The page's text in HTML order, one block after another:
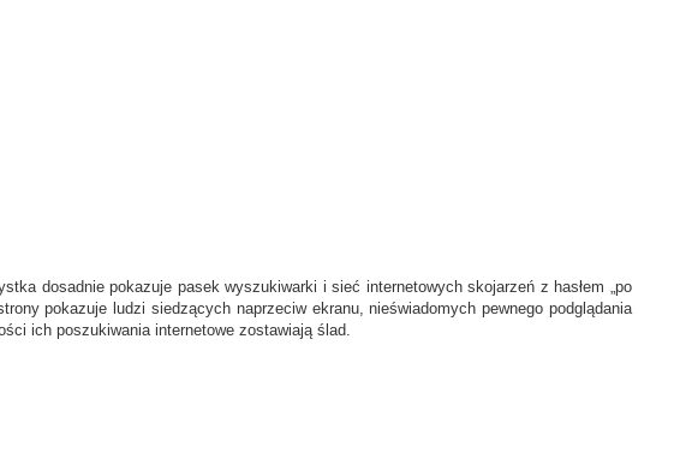
dosadnie pokazuje pasek wyszukiwarki i sieć internetowych skojarzeń z hasłem „po
pokazuje ludzi siedzących naprzeciw ekranu, nieświadomych pewnego podglądania
ich poszukiwania internetowe zostawiają ślad.